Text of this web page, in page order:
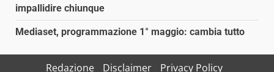
impallidire chiunque
Mediaset, programmazione 1° maggio: cambia tutto
Redazione Disclaimer Privacy Policy